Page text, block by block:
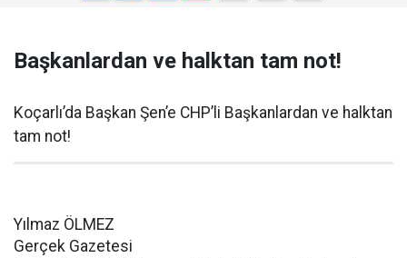
Başkanlardan ve halktan tam not!
Koçarlı’da Başkan Şen’e CHP’li Başkanlardan ve halktan
tam not!
Yılmaz ÖLMEZ
Gerçek Gazetesi